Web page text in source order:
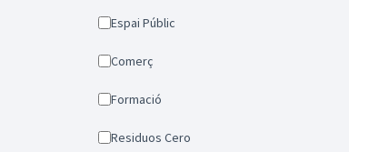
Espai Públic
Comerç
Formació
Residuos Cero